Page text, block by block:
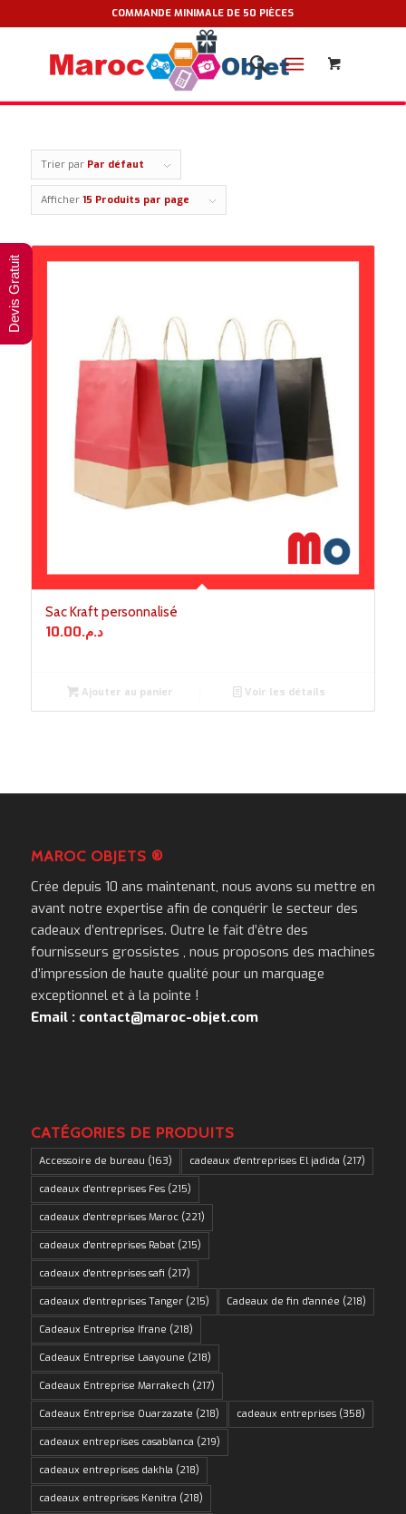
COMMANDE MINIMALE DE 50 PIÈCES
Trier par Par défaut
Afficher 15 Produits par page
Sac Kraft personnalisé
د.م.10.00
Ajouter au panier Voir les détails
MAROC OBJETS ®
Crée depuis 10 ans maintenant, nous avons su mettre en
avant notre expertise afin de conquérir le secteur des
cadeaux d’entreprises. Outre le fait d’être des
fournisseurs grossistes , nous proposons des machines
d’impression de haute qualité pour un marquage
exceptionnel et à la pointe !
Email : contact@maroc-objet.com
CATÉGORIES DE PRODUITS
Accessoire de bureau (163) cadeaux d'entreprises El jadida (217)
cadeaux d'entreprises Fes(215)
cadeaux d'entreprises Maroc(221)
cadeaux d'entreprises Rabat(215)
cadeaux d'entreprises safi (217)
cadeaux d'entreprises Tanger(215) Cadeaux de fin d'année (218)
Cadeaux Entreprise Ifrane (218)
Cadeaux Entreprise Laayoune (218)
Cadeaux Entreprise Marrakech (217)
Cadeaux Entreprise Ouarzazate (218) cadeaux entreprises(358)
cadeaux entreprises casablanca (219)
cadeaux entreprises dakhla (218)
cadeaux entreprises Kenitra (218)
Devis Gratuit